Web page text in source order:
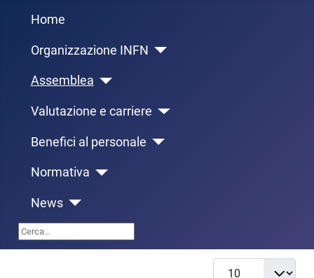
Home
Organizzazione INFN
Assemblea
Valutazione e carriere
Benefici al personale
Normativa
News
Cerca...